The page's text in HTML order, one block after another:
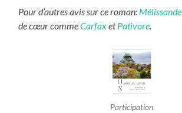
Pour d’autres avis sur ce roman: Mélissande
de cœur commeCarfaxetPativore.
Participation